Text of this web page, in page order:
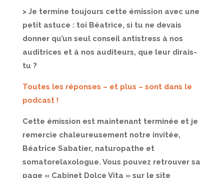
> Je termine toujours cette émission avec une
petit astuce : toi Béatrice, si tu ne devais
donner qu’un seul conseil antistress à nos
auditrices et à nos auditeurs, que leur dirais-
tu ?
Toutes les réponses – et plus – sont dans le
podcast !
Cette émission est maintenant terminée et je
remercie chaleureusement notre invitée,
Béatrice Sabatier, naturopathe et
somatorelaxologue. Vous pouvez retrouver sa
page « Cabinet Dolce Vita » sur le site